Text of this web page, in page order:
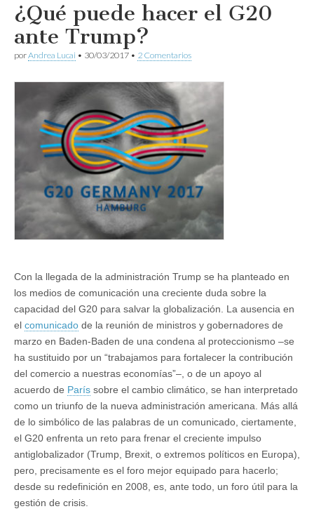
¿Qué puede hacer el G20
ante Trump?
porAndrea Lucai • 30/03/2017 • 2 Comentarios
Con la llegada de la administración Trump se ha planteado en
los medios de comunicación una creciente duda sobre la
capacidad del G20 para salvar la globalización. La ausencia en
el comunicado de la reunión de ministros y gobernadores de
marzo en Baden-Baden de una condena al proteccionismo –se
ha sustituido por un “trabajamos para fortalecer la contribución
del comercio a nuestras economías”–, o de un apoyo al
acuerdo de París sobre el cambio climático, se han interpretado
como un triunfo de la nueva administración americana. Más allá
de lo simbólico de las palabras de un comunicado, ciertamente,
el G20 enfrenta un reto para frenar el creciente impulso
antiglobalizador (Trump, Brexit, o extremos políticos en Europa),
pero, precisamente es el foro mejor equipado para hacerlo;
desde su redefinición en 2008, es, ante todo, un foro útil para la
gestión de crisis.